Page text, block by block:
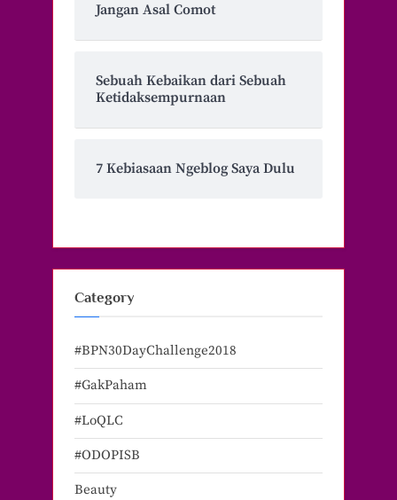
Jangan Asal Comot
Sebuah Kebaikan dari Sebuah
Ketidaksempurnaan
7 Kebiasaan Ngeblog Saya Dulu
Category
#BPN30DayChallenge2018
#GakPaham
#LoQLC
#ODOPISB
Beauty